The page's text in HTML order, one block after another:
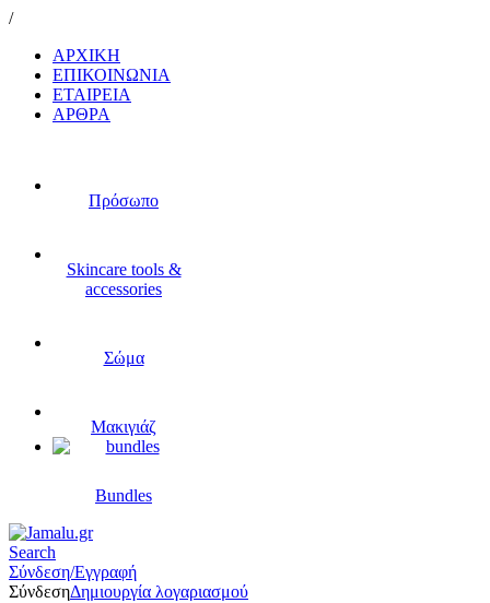
/
ΑΡΧΙΚΗ
ΕΠΙΚΟΙΝΩΝΙΑ
ΕΤΑΙΡΕΙΑ
ΑΡΘΡΑ
Πρόσωπο
Skincare tools &
accessories
Σώμα
Μακιγιάζ
Bundles
Search
Σύνδεση/Εγγραφή
ΣύνδεσηΔημιουργία λογαριασμού